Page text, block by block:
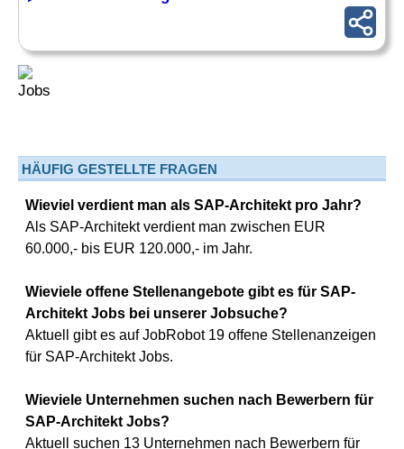
HÄUFIG GESTELLTE FRAGEN
Wieviel verdient man als SAP-Architekt pro Jahr?
Als SAP-Architekt verdient man zwischen EUR
60.000,- bis EUR 120.000,- im Jahr.
Wieviele offene Stellenangebote gibt es für SAP-
Architekt Jobs bei unserer Jobsuche?
Aktuell gibt es auf JobRobot 19 offene Stellenanzeigen
für SAP-Architekt Jobs.
Wieviele Unternehmen suchen nach Bewerbern für
SAP-Architekt Jobs?
Aktuell suchen 13 Unternehmen nach Bewerbern für